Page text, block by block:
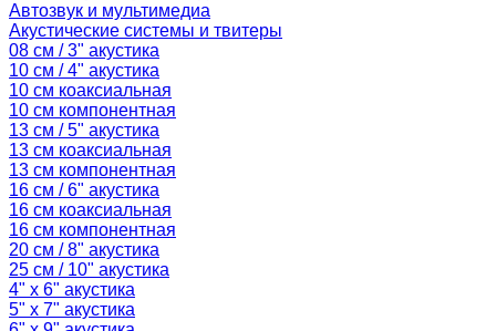
Автозвук и мультимедиа
Акустические системы и твитеры
08 см / 3" акустика
10 см / 4" акустика
10 см коаксиальная
10 см компонентная
13 см / 5" акустика
13 см коаксиальная
13 см компонентная
16 см / 6" акустика
16 см коаксиальная
16 см компонентная
20 см / 8" акустика
25 см / 10" акустика
4" x 6" акустика
5" x 7" акустика